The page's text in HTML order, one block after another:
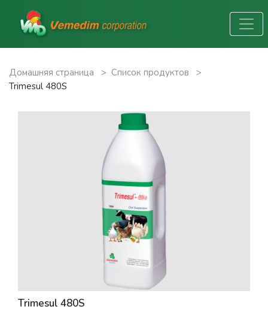
Домашняя страница > Список продуктов
>
Trimesul 480S
Trimesul 480S